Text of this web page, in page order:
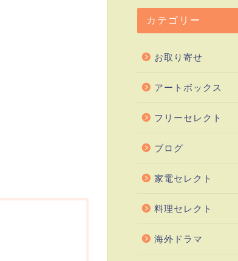
カテゴリー
お取り寄せ
アートボックス
フリーセレクト
ブログ
家電セレクト
料理セレクト
海外ドラマ